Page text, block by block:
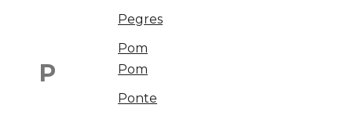
P
Pegres
Pom
Pom
Ponte